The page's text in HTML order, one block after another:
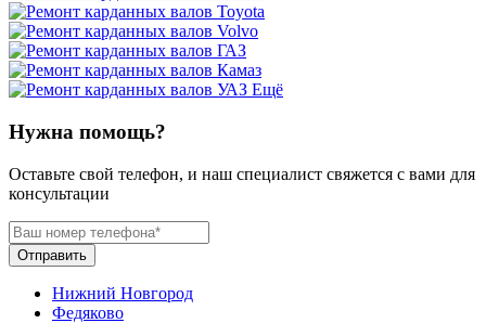
Ещё
Нужна помощь?
Оставьте свой телефон, и наш специалист свяжется с вами для
консультации
Отправить
Нижний Новгород
Федяково